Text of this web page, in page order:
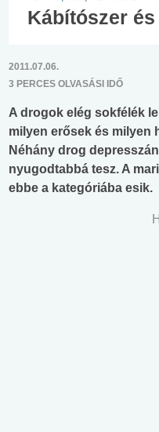
Kábítószer
2011.07.06.
3 PERCES OLVASÁSI IDŐ
A drogok elég sokfélék
milyen erősek és milyen
Néhány drog
nyugodtabbá tesz. A
ebbe a kategóriába esik.